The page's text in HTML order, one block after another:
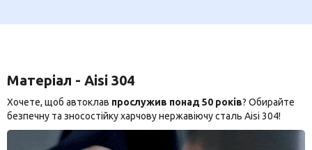
Матеріал - Aisi 304
Хочете, щоб автоклав прослужив понад 50 років? Обирайте
безпечну та зносостійку харчову нержавіючу сталь Aisi 304!